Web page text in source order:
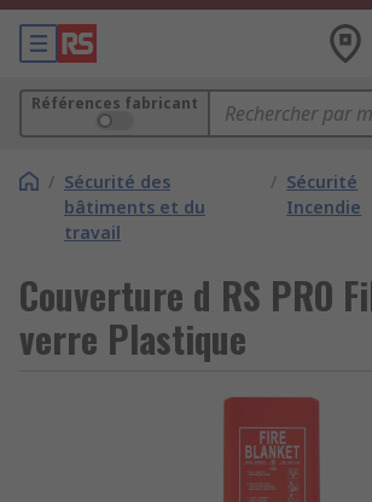
Références fabricant
/ Sécurité des
bâtiments et du
travail
/ Sécurité
Incendie
Couverture d RS PRO
verre Plastique